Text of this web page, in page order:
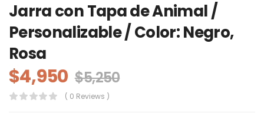
Jarra con Tapa de Animal /
Personalizable / Color: Negro,
Rosa
$4,950 $5,250
( 0 Reviews )